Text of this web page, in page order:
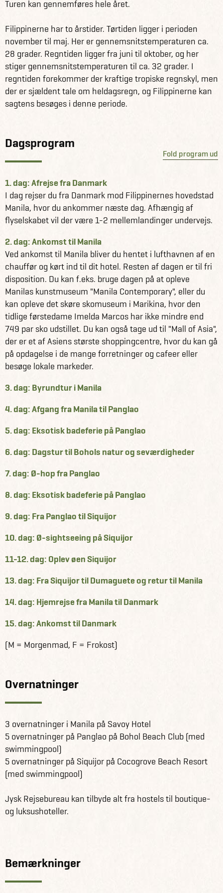
den sjældne spøgelsesabe Tartier, der ikke er større end
prøve flodcruise og stand-up paddle boarding på Bohols
Loboc-flod.
Fra Panglao og Bohol går rejsen videre til øen Siquijor, der
ligger ud for Cebus sydvestlige kyststrækning. På øen
finder du en række mindre vandfald, flotte strande og et
liv under vandet, som er intet mindre end fantastisk! Øen
givet øen tilnavnet "Filippinernes Jamaica.”
overnatning i Manila inden hjemrejsen til Danmark.
Få information og fakta om Filippinerne her.
Se alle vores andre spændende rejseforslag i
Turen kan gennemføres hele året.
Filippinerne har to årstider. Tørtiden ligger i perioden
november til maj. Her er gennemsnitstemperaturen ca.
28 grader. Regntiden ligger fra juni til oktober, og her
stiger gennemsnitstemperaturen til ca. 32 grader. I
regntiden forekommer der kraftige tropiske regnskyl, men
der er sjældent tale om heldagsregn, og Filippinerne kan
sagtens besøges i denne periode.
Dagsprogram
Fold program ud
1. dag: Afrejse fra Danmark
I dag rejser du fra Danmark mod Filippinernes hovedstad
Manila, hvor du ankommer næste dag. Afhængig af
flyselskabet vil der være 1-2 mellemlandinger undervejs.
2. dag: Ankomst til Manila
Ved ankomst til Manila bliver du hentet i lufthavnen af en
chauffør og kørt ind til dit hotel. Resten af dagen er til fri
disposition. Du kan f.eks. bruge dagen på at opleve
Manilas kunstmuseum "Manila Contemporary", eller du
kan opleve det skøre skomuseum i Marikina, hvor den
tidlige førstedame Imelda Marcos har ikke mindre end
749 par sko udstillet. Du kan også tage ud til "Mall of Asia",
der er et af Asiens største shoppingcentre, hvor du kan gå
på opdagelse i de mange forretninger og cafeer eller
besøge lokale markeder.
3. dag: Byrundtur i Manila
4. dag: Afgang fra Manila til Panglao
5. dag: Eksotisk badeferie på Panglao
6. dag: Dagstur til Bohols natur og seværdigheder
7. dag: Ø-hop fra Panglao
8. dag: Eksotisk badeferie på Panglao
9. dag: Fra Panglao til Siquijor
10. dag: Ø-sightseeing på Siquijor
11-12. dag: Oplev øen Siquijor
13. dag: Fra Siquijor til Dumaguete og retur til Manila
14. dag: Hjemrejse fra Manila til Danmark
15. dag: Ankomst til Danmark
(M = Morgenmad, F = Frokost)
Overnatninger
3 overnatninger i Manila på Savoy Hotel
5 overnatninger på Panglao på Bohol Beach Club (med
swimmingpool)
5 overnatninger på Siquijor på Cocogrove Beach Resort
(med swimmingpool)
Jysk Rejsebureau kan tilbyde alt fra hostels til boutique-
og luksushoteller.
Bemærkninger